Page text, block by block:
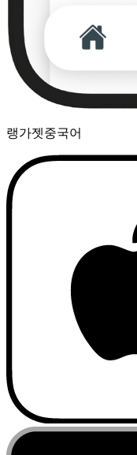
랭가젯중국어